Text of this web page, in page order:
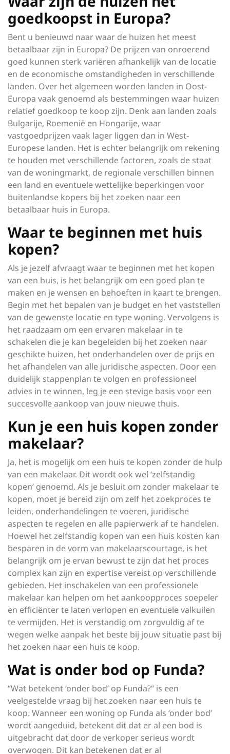
goedkoopst in Europa?
Bent u benieuwd naar waar de huizen het meest
betaalbaar zijn in Europa? De prijzen van onroerend
goed kunnen sterk variëren afhankelijk van de locatie
en de economische omstandigheden in verschillende
landen. Over het algemeen worden landen in Oost-
Europa vaak genoemd als bestemmingen waar huizen
relatief goedkoop te koop zijn. Denk aan landen zoals
Bulgarije, Roemenië en Hongarije, waar
vastgoedprijzen vaak lager liggen dan in West-
Europese landen. Het is echter belangrijk om rekening
te houden met verschillende factoren, zoals de staat
van de woningmarkt, de regionale verschillen binnen
een land en eventuele wettelijke beperkingen voor
buitenlandse kopers bij het zoeken naar een
betaalbaar huis in Europa.
Waar te beginnen met huis
kopen?
Als je jezelf afvraagt waar te beginnen met het kopen
van een huis, is het belangrijk om een goed plan te
maken en je wensen en behoeften in kaart te brengen.
Begin met het bepalen van je budget en het vaststellen
van de gewenste locatie en type woning. Vervolgens is
het raadzaam om een ervaren makelaar in te
schakelen die je kan begeleiden bij het zoeken naar
geschikte huizen, het onderhandelen over de prijs en
het afhandelen van alle juridische aspecten. Door een
duidelijk stappenplan te volgen en professioneel
advies in te winnen, leg je een stevige basis voor een
succesvolle aankoop van jouw nieuwe thuis.
Kun je een huis kopen zonder
makelaar?
Ja, het is mogelijk om een huis te kopen zonder de hulp
van een makelaar. Dit wordt ook wel ‘zelfstandig
kopen’ genoemd. Als je besluit om zonder makelaar te
kopen, moet je bereid zijn om zelf het zoekproces te
leiden, onderhandelingen te voeren, juridische
aspecten te regelen en alle papierwerk af te handelen.
Hoewel het zelfstandig kopen van een huis kosten kan
besparen in de vorm van makelaarscourtage, is het
belangrijk om je ervan bewust te zijn dat het proces
complex kan zijn en expertise vereist op verschillende
gebieden. Het inschakelen van een professionele
makelaar kan helpen om het aankoopproces soepeler
en efficiënter te laten verlopen en eventuele valkuilen
te vermijden. Het is verstandig om zorgvuldig af te
wegen welke aanpak het beste bij jouw situatie past bij
het zoeken naar een huis te koop.
Wat is onder bod op Funda?
“Wat betekent ‘onder bod’ op Funda?” is een
veelgestelde vraag bij het zoeken naar een huis te
koop. Wanneer een woning op Funda als ‘onder bod’
wordt aangeduid, betekent dit dat er al een bod is
uitgebracht dat door de verkoper serieus wordt
overwogen. Dit kan betekenen dat er al